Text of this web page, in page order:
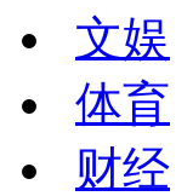
文娱
体育
财经